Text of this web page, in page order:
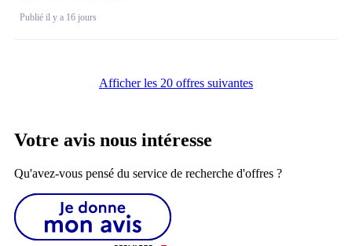
Publié il y a 16 jours
Afficher les 20 offres suivantes
Votre avis nous intéresse
Qu'avez-vous pensé du service de recherche d'offres ?